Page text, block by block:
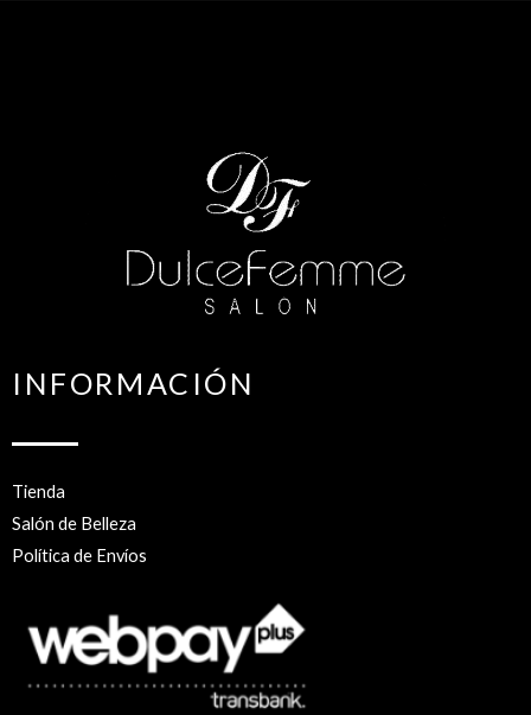
INFORMACIÓN
Tienda
Salón de Belleza
Política de Envíos